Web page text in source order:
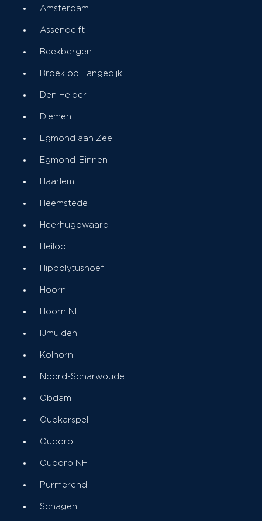
Amsterdam
Assendelft
Beekbergen
Broek op Langedijk
Den Helder
Diemen
Egmond aan Zee
Egmond-Binnen
Haarlem
Heemstede
Heerhugowaard
Heiloo
Hippolytushoef
Hoorn
Hoorn NH
IJmuiden
Kolhorn
Noord-Scharwoude
Obdam
Oudkarspel
Oudorp
Oudorp NH
Purmerend
Schagen